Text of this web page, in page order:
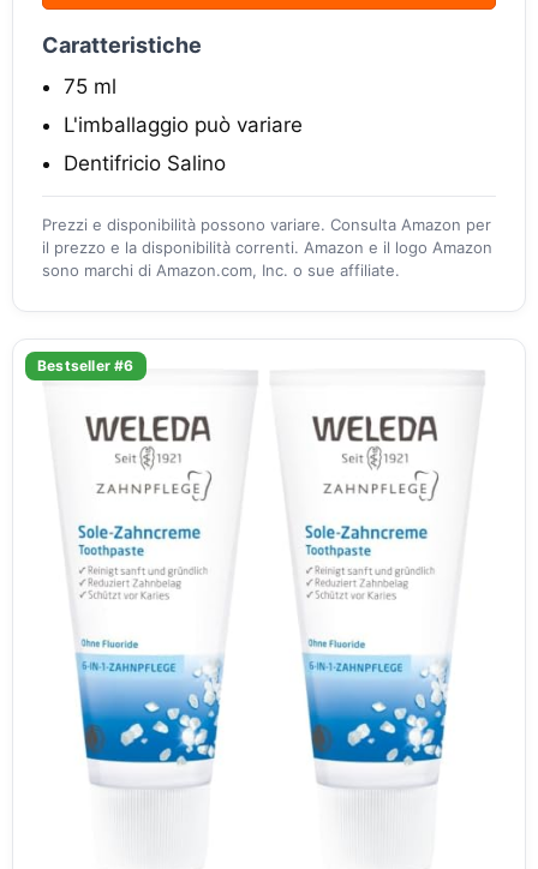
Caratteristiche
75 ml
L'imballaggio può variare
Dentifricio Salino
Prezzi e disponibilità possono variare. Consulta Amazon per
il prezzo e la disponibilità correnti. Amazon e il logo Amazon
sono marchi di Amazon.com, Inc. o sue affiliate.
Bestseller #6